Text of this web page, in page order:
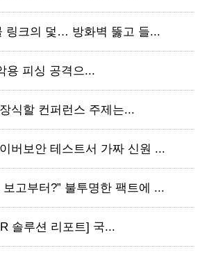
링크의 덫… 방화벽 뚫고 들...
용 피싱 공격으...
식할 컨퍼런스 주제는...
버보안 테스트서 가짜 신원 ...
고부터?” 불투명한 팩트에 ...
솔루션 리포트] 국...